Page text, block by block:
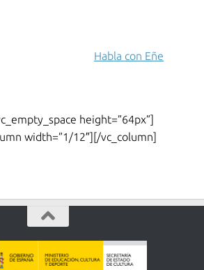
Habla con Eñe
height=”64px”]
width=”1/12″][/vc_column]